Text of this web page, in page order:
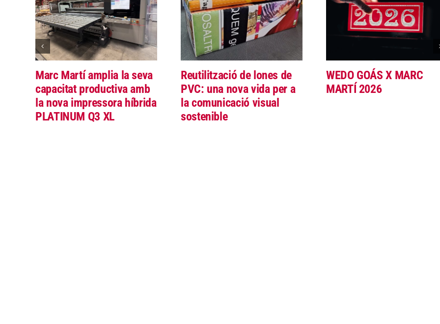
Marc Martí amplia la seva
capacitat productiva amb
la nova impressora híbrida
PLATINUM Q3 XL
Reutilització de lones de
PVC: una nova vida per a
la comunicació visual
sostenible
WEDO GOÁS X MARC
MARTÍ 2026